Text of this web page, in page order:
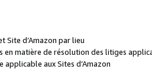
Site d’Amazon par lieu
en matière de résolution des litiges
applicable aux Sites d’Amazon